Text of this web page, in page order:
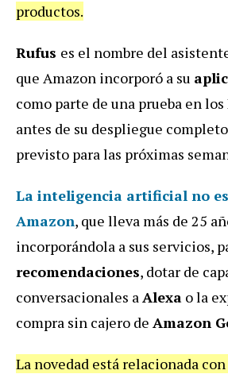
productos.
Rufus es el nombre del
que Amazon incorporó a su
como parte de una prueba en los
antes de su despliegue
previsto para las próximas
La inteligencia artificial no
Amazon, que lleva más de 25
incorporándola a sus servicios,
recomendaciones, dotar de
conversacionales aAlexa o la
compra sin cajero de Amazon
La novedad está relacionada